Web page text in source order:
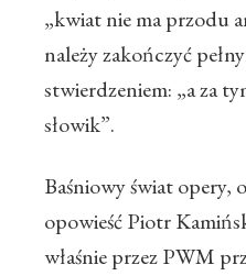
„kwiat nie ma przodu
należy zakończyć
stwierdzeniem: „a za
słowik”.
Baśniowy świat opery,
opowieść Piotr
właśnie przez PWM